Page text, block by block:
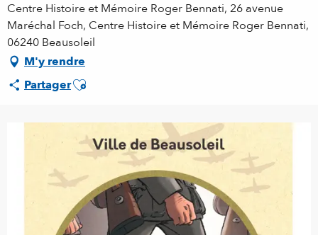
Centre Histoire et Mémoire Roger Bennati, 26 avenue
Maréchal Foch, Centre Histoire et Mémoire Roger Bennati,
06240 Beausoleil
M'y rendre
PartagerAjouter aux favoris